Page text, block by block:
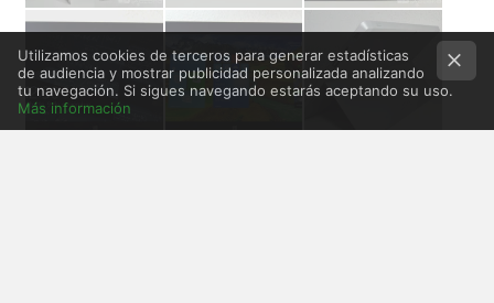
Utilizamos cookies de terceros para generar estadísticas
de audiencia y mostrar publicidad personalizada analizando
tu navegación. Si sigues navegando estarás aceptando su uso.
Más información